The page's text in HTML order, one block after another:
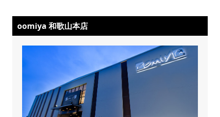
oomiya 和歌山本店